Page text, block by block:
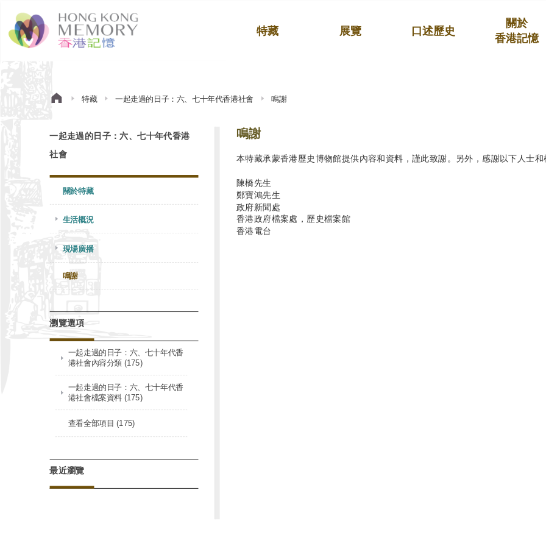
特藏 展覽 口述歷史
關於
香港記憶
特藏 一起走過的日子：六、七十年代香港社會 鳴謝
一起走過的日子：六、七十年代香港
社會
關於特藏
生活概況
現場廣播
鳴謝
瀏覽選項
一起走過的日子：六、七十年代香
港社會內容分類 (175)
一起走過的日子：六、七十年代香
港社會檔案資料 (175)
查看全部項目 (175)
最近瀏覽
鳴謝
本特藏承蒙香港歷史博物館提供內容和資料，謹此致謝。另外，感謝以下人士
陳橋先生
鄭寶鴻先生
政府新聞處
香港政府檔案處，歷史檔案館
香港電台